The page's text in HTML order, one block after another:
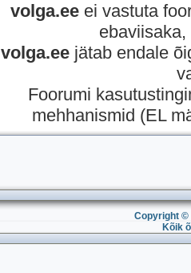
volga.eeei vastuta
volga.ee jätab endale
Foorumi
mehhanismid (EL
Copyright ©
Kõik